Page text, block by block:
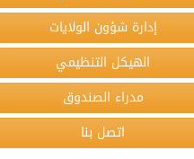
إدارة شؤون الولايات
الهيكل التنظيمي
مدراء الصندوق
اتصل بنا